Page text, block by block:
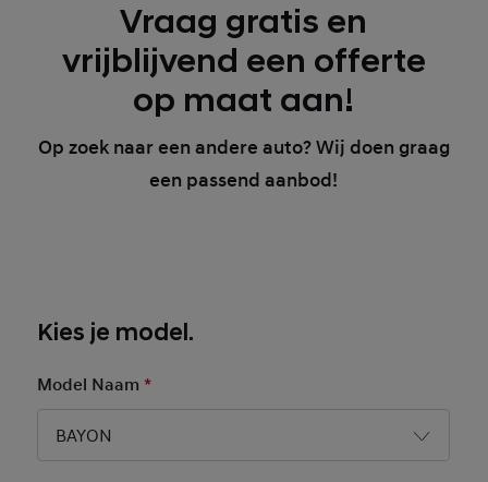
Vraag gratis en
vrijblijvend een offerte
op maat aan!
Op zoek naar een andere auto? Wij doen graag
een passend aanbod!
Kies je model.
Model Naam*
BAYON